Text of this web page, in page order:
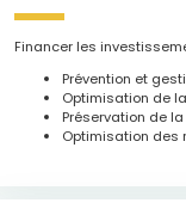
Financer les
Prévention et
Optimisation de
Préservation de
Optimisation des